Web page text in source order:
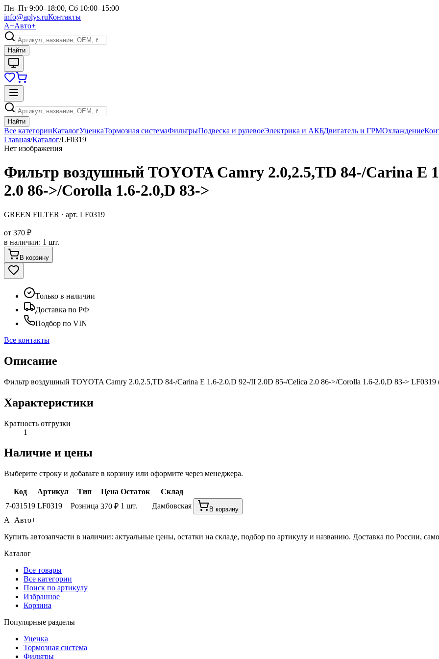
Пн–Пт 9:00–18:00, Сб 10:00–15:00
info@aplys.ruКонтакты
А+Авто+
Найти
Найти
Все категорииКаталогУценкаТормозная системаФильтрыПодвеска и рулевоеЭлектрика и АКБДвигатель и ГРМОхлаждение
Главная/Каталог/LF0319
Нет изображения
Фильтр воздушный TOYOTA Camry 2.0,2.5,TD 84-/Carina E
2.0 86->/Corolla 1.6-2.0,D 83->
GREEN FILTER · арт. LF0319
от 370 ₽
в наличии: 1 шт.
В корзину
Только в наличии
Доставка по РФ
Подбор по VIN
Все контакты
Описание
Фильтр воздушный TOYOTA Camry 2.0,2.5,TD 84-/Carina E 1.6-2.0,D 92-/II 2.0D 85-/Celica 2.0 86->/Corolla 1.6-2.0,D 83-> LF0319
Характеристики
Кратность отгрузки
1
Наличие и цены
Выберите строку и добавьте в корзину или оформите через менеджера.
Код Артикул Тип Цена Остаток
Склад
7-031519 LF0319 Розница 370 ₽ 1 шт. Дамбовская В корзину
А+Авто+
Купить автозапчасти в наличии: актуальные цены, остатки на складе, подбор по артикулу и названию. Доставка по России,
Каталог
Все товары
Все категории
Поиск по артикулу
Избранное
Корзина
Популярные разделы
Уценка
Тормозная система
Фильтры